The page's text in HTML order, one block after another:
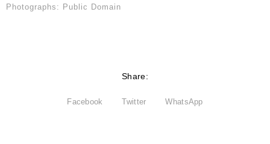
Photographs: Public Domain
Share:
Facebook Twitter WhatsApp